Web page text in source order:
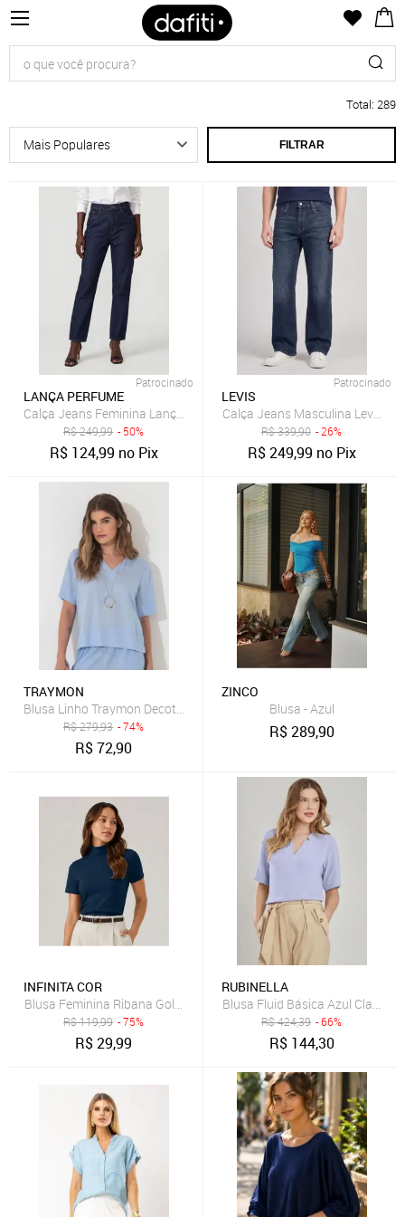
Total: 289
FILTRAR
Patrocinado
LANÇA PERFUME
Calça Jeans Feminina Lança Perfume Mom Luna Azul
R$249,99 - 50%
R$ 124,99 no Pix
Patrocinado
LEVIS
Calça Jeans Masculina Levis
R$339,90 - 26%
R$249,99 no Pix
TRAYMON
Blusa Linho Traymon Decote V Azul Claro
R$279,93 - 74%
R$72,90
ZINCO
Blusa - Azul
R$289,90
INFINITA COR
Blusa Feminina Ribana Gola Mais Alta Infinita Cor Azul
R$119,99 - 75%
R$29,99
RUBINELLA
Blusa Fluid Básica Azul Claro
R$424,39 - 66%
R$ 144,30